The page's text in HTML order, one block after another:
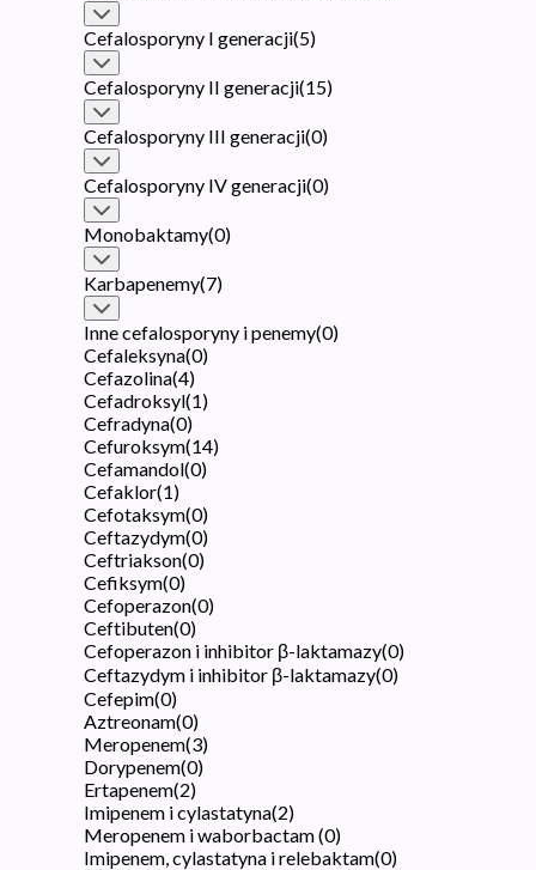
Cefalosporyny I generacji(5)
Cefalosporyny II generacji(15)
Cefalosporyny III generacji(0)
Cefalosporyny IV generacji(0)
Monobaktamy(0)
Karbapenemy(7)
Inne cefalosporyny i penemy(0)
Cefaleksyna(0)
Cefazolina(4)
Cefadroksyl(1)
Cefradyna(0)
Cefuroksym(14)
Cefamandol(0)
Cefaklor(1)
Cefotaksym(0)
Ceftazydym(0)
Ceftriakson(0)
Cefiksym(0)
Cefoperazon(0)
Ceftibuten(0)
Cefoperazon i inhibitor β-laktamazy(0)
Ceftazydym i inhibitor β-laktamazy(0)
Cefepim(0)
Aztreonam(0)
Meropenem(3)
Dorypenem(0)
Ertapenem(2)
Imipenem i cylastatyna(2)
Meropenem i waborbactam(0)
Imipenem, cylastatyna i relebaktam(0)